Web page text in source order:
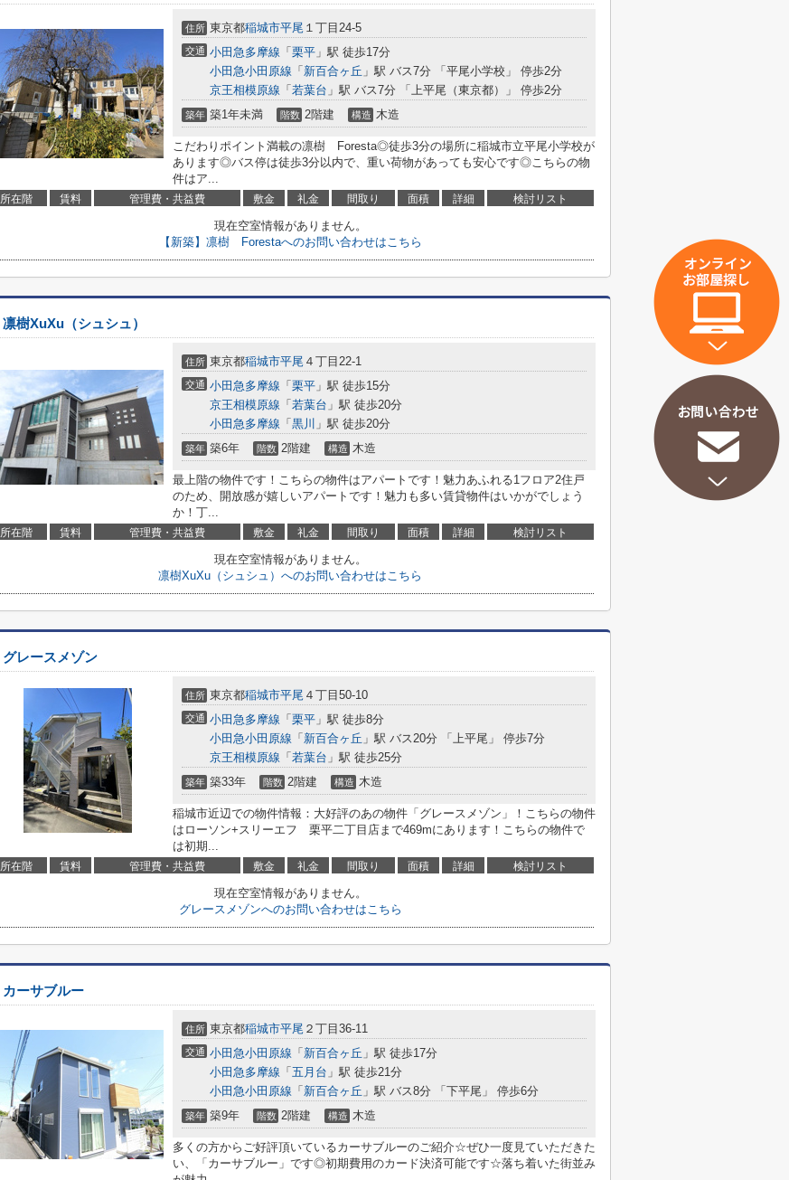
住所 東京都稲城市平尾 １丁目24-5
交通 小田急多摩線 「 栗平 」駅 徒歩17分
小田急小田原線 「 新百合ヶ丘 」駅 バス7分 「平尾小学校」 停歩2分
京王相模原線 「 若葉台 」駅 バス7分 「上平尾（東京都）」 停歩2分
築年 築1年未満 階数 2階建 構造 木造
こだわりポイント満載の凛樹 Foresta◎徒歩3分の場所に稲城市立平尾小学校が
あります◎バス停は徒歩3分以内で、重い荷物があっても安心です◎こちらの物
件はア...
所在階 賃料 管理費・共益費 敷金 礼金 間取り 面積 詳細 検討リスト
現在空室情報がありません。
【新築】凛樹 Forestaへのお問い合わせはこちら
凛樹XuXu（シュシュ）
住所 東京都稲城市平尾 ４丁目22-1
交通 小田急多摩線 「 栗平 」駅 徒歩15分
京王相模原線 「 若葉台 」駅 徒歩20分
小田急多摩線 「 黒川 」駅 徒歩20分
築年 築6年 階数 2階建 構造 木造
最上階の物件です！こちらの物件はアパートです！魅力あふれる1フロア2住戸
のため、開放感が嬉しいアパートです！魅力も多い賃貸物件はいかがでしょう
か！丁...
所在階 賃料 管理費・共益費 敷金 礼金 間取り 面積 詳細 検討リスト
現在空室情報がありません。
凛樹XuXu（シュシュ）へのお問い合わせはこちら
グレースメゾン
住所 東京都稲城市平尾 ４丁目50-10
交通 小田急多摩線 「 栗平 」駅 徒歩8分
小田急小田原線 「 新百合ヶ丘 」駅 バス20分 「上平尾」 停歩7分
京王相模原線 「 若葉台 」駅 徒歩25分
築年 築33年 階数 2階建 構造 木造
稲城市近辺での物件情報：大好評のあの物件「グレースメゾン」！こちらの物件
はローソン+スリーエフ 栗平二丁目店まで469mにあります！こちらの物件で
は初期...
所在階 賃料 管理費・共益費 敷金 礼金 間取り 面積 詳細 検討リスト
現在空室情報がありません。
グレースメゾンへのお問い合わせはこちら
カーサブルー
住所 東京都稲城市平尾 ２丁目36-11
交通 小田急小田原線 「 新百合ヶ丘 」駅 徒歩17分
小田急多摩線 「 五月台 」駅 徒歩21分
小田急小田原線 「 新百合ヶ丘 」駅 バス8分 「下平尾」 停歩6分
築年 築9年 階数 2階建 構造 木造
多くの方からご好評頂いているカーサブルーのご紹介☆ぜひ一度見ていただきた
い、「カーサブルー」です◎初期費用のカード決済可能です☆落ち着いた街並み